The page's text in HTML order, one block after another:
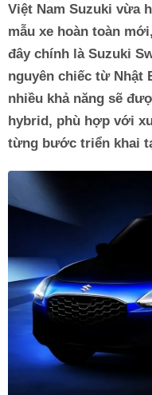
Việt Nam Suzuki vừa
mẫu xe hoàn toàn
đây chính là Suzuki
nguyên chiếc từ Nhật
nhiều khả năng sẽ
hybrid, phù hợp với
từng bước triển khai